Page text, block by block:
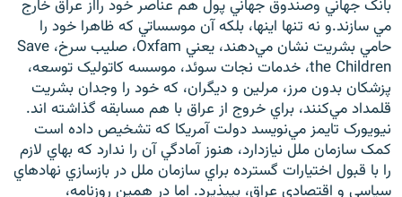
بانک جهاني وصندوق جهاني پول هم عناصر خود رااز عراق خارج
مي سازند.و نه تنها اينها، بلکه آن موسساتي که ظاهرا خود را
حامي بشريت نشان مي‌دهند، يعني Oxfam، صليب سرخ، Save
the Children، خدمات نجات سوئد، موسسه کاتوليک توسعه،
پزشکان بدون مرز، مرلين و ديگران، که خود را وجدان بشريت
قلمداد مي‌کنند، براي خروج از عراق با هم مسابقه گذاشته اند.
نيويورک تايمز مي‌نويسد دولت آمريکا که تشخيص داده است
کمک سازمان ملل نيازدارد، هنوز آمادگي آن را ندارد که بهاي لازم
را با قبول اختيارات گسترده براي سازمان ملل در بازسازي نهادهاي
سياسي و اقتصادی عراق، بپيذيرد. اما در همين روزنامه،